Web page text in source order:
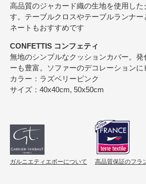
高品質のジャカード織の生地を使用し
す。テーブルクロスやテーブルランナー
ネートもおすすめです
CONFETTIS コンフェティ
無地のシンプルなクッションカバー。発
ーも豊富。ソファーのデコレーションに
カラー：ラズベリーピンク
サイズ：40x40cm, 50x50cm
ガルニエティエボーについて 高品質保証のフラ